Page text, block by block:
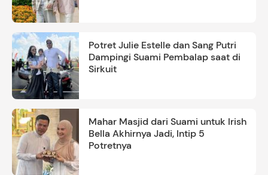
Potret Julie Estelle dan Sang Putri
Dampingi Suami Pembalap saat di
Sirkuit
Mahar Masjid dari Suami untuk Irish
Bella Akhirnya Jadi, Intip 5
Potretnya